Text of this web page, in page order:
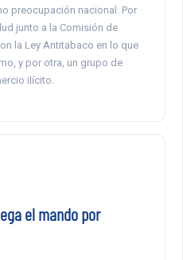
preocupación nacional. Por
junto a la Comisión de
la Ley Antitabaco en lo que
y por otra, un grupo de
ilícito.
el mando por